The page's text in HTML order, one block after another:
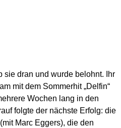
sie dran und wurde belohnt. Ihr
mit dem Sommerhit „Delfin“
Wochen lang in den
folgte der nächste Erfolg: die
Marc Eggers), die den